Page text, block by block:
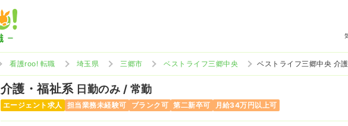
看護roo! 転職 埼玉県 三郷市 ベストライフ三郷中央 ベストライフ三郷中央 介
介護・福祉系 日勤のみ / 常勤
エージェント求人 担当業務未経験可 ブランク可 第二新卒可 月給34万円以上可